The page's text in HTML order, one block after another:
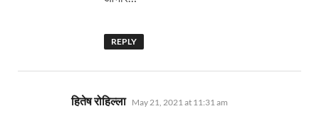
REPLY
हितेष रोहिल्ला says:
May 21, 2021 at 11:31 am